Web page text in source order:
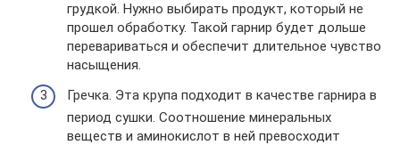
грудкой. Нужно выбирать продукт, который не
прошел обработку. Такой гарнир будет дольше
перевариваться и обеспечит длительное чувство
насыщения.
Гречка. Эта крупа подходит в качестве гарнира в
период сушки. Соотношение минеральных
веществ и аминокислот в ней превосходит